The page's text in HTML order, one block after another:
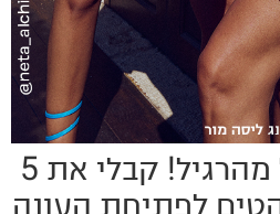
התחזית: סטייל מהרגיל! קבלי את 5
לפתיחת העונה